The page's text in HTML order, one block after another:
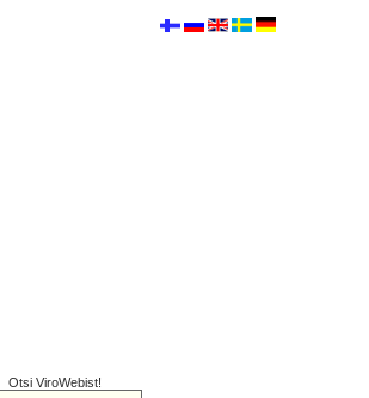
Otsi ViroWebist!